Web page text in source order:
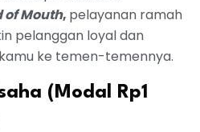
of Mouth, pelayanan ramah
pelanggan loyal dan
ke temen-temennya.
(Modal Rp1